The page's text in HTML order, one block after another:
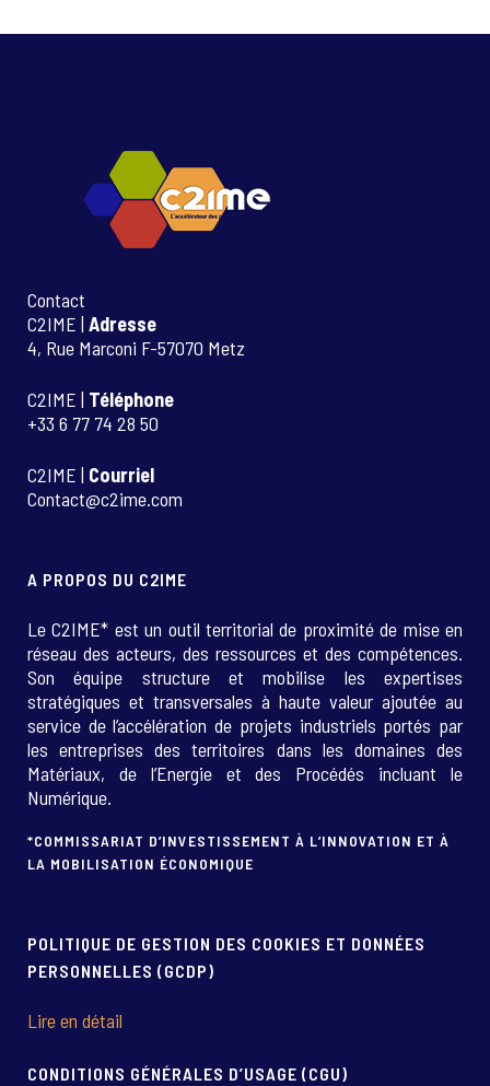
Contact
C2IME | Adresse
4, Rue Marconi F-57070 Metz
C2IME | Téléphone
+33 6 77 74 28 50
C2IME | Courriel
Contact@c2ime.com
A PROPOS DU C2IME
Le C2IME* est un outil territorial de proximité de mise en
réseau des acteurs, des ressources et des compétences.
Son équipe structure et mobilise les expertises
stratégiques et transversales à haute valeur ajoutée au
service de l’accélération de projets industriels portés par
les entreprises des territoires dans les domaines des
Matériaux, de l’Energie et des Procédés incluant le
Numérique.
*COMMISSARIAT D’INVESTISSEMENT À L’INNOVATION ET À
LA MOBILISATION ÉCONOMIQUE
POLITIQUE DE GESTION DES COOKIES ET DONNÉES
PERSONNELLES (GCDP)
Lire en détail
CONDITIONS GÉNÉRALES D’USAGE (CGU)